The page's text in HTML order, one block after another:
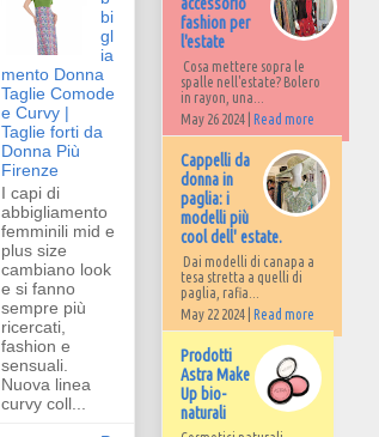
bi
gl
ia
mento Donna
Taglie Comode
e Curvy |
Taglie forti da
Donna Più
Firenze
I capi di
abbigliamento
femminili mid e
plus size
cambiano look
e si fanno
sempre più
ricercati,
fashion e
sensuali.
Nuova linea
curvy coll...
accessorio
fashion per
l'estate
Cosa mettere sopra le
spalle nell'estate? Bolero
in rayon, una...
May 26 2024 | Read more
Cappelli da
donna in
paglia: i
modelli più
cool dell' estate.
Dai modelli di canapa a
tesa stretta a quelli di
paglia, rafia...
May 22 2024 | Read more
Prodotti
Astra Make
Up bio-
naturali